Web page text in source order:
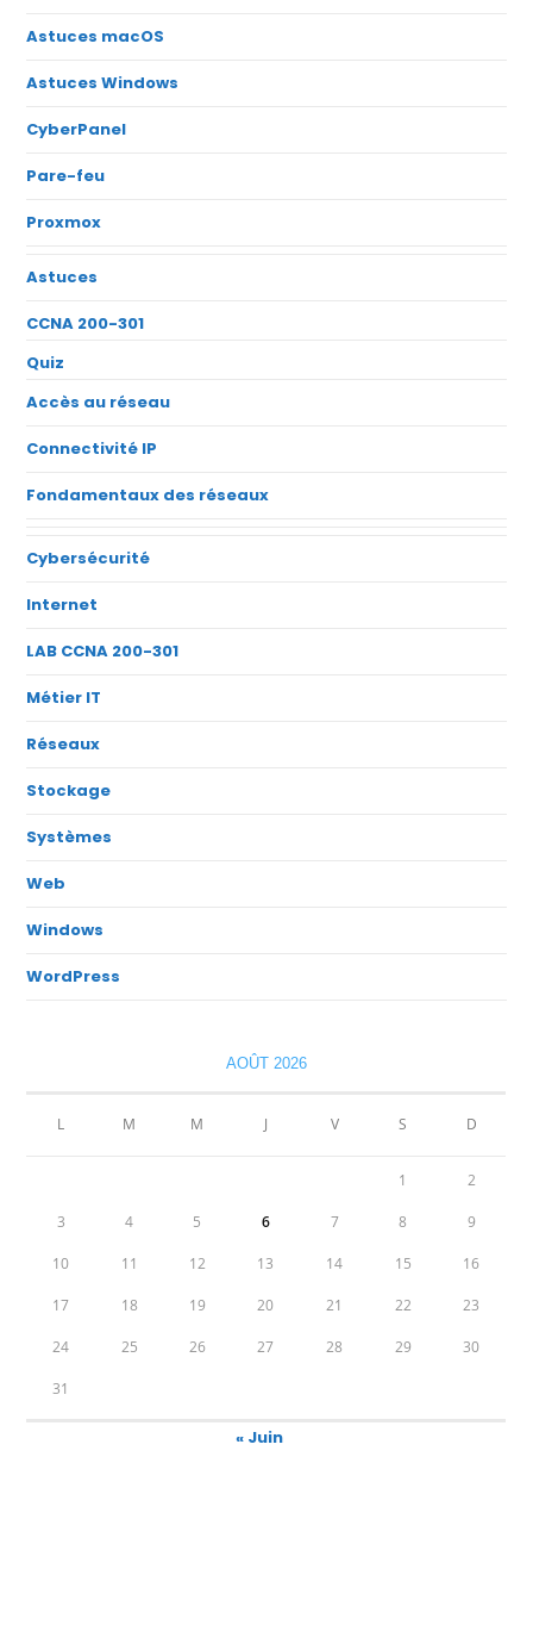
Astuces macOS
Astuces Windows
CyberPanel
Pare-feu
Proxmox
Astuces
CCNA 200-301
Quiz
Accès au réseau
Connectivité IP
Fondamentaux des réseaux
Cybersécurité
Internet
LAB CCNA 200-301
Métier IT
Réseaux
Stockage
Systèmes
Web
Windows
WordPress
AOÛT 2026
L M M J V S D
1 2
3 4 5 6 7 8 9
10 11 12 13 14 15 16
17 18 19 20 21 22 23
24 25 26 27 28 29 30
31
« Juin